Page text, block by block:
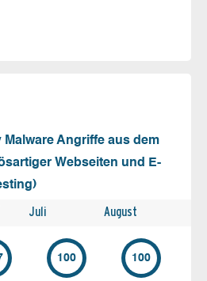
Angriffe aus dem
Webseiten und E-
Juli August
100 100